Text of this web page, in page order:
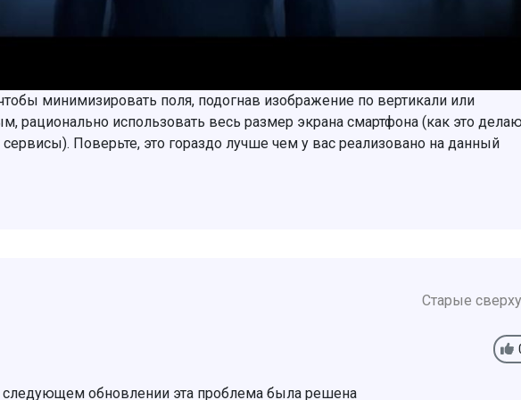
минимизировать поля, подогнав изображение по вертикали или
рационально использовать весь размер экрана смартфона (как это
Поверьте, это гораздо лучше чем у вас реализовано на данный
Старые сверху
следующем обновлении эта проблема была решена